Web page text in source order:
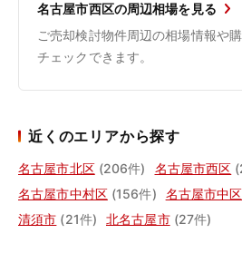
名古屋市西区の周辺相場を見る
ご売却検討物件周辺の相場情報や
チェックできます。
近くのエリアから探す
名古屋市北区 (206件) 名古屋市西区
名古屋市中村区 (156件) 名古屋市中区
清須市 (21件) 北名古屋市 (27件)